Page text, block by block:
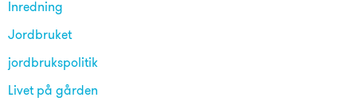
Inredning
Jordbruket
jordbrukspolitik
Livet på gården